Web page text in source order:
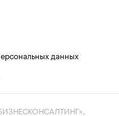
данных